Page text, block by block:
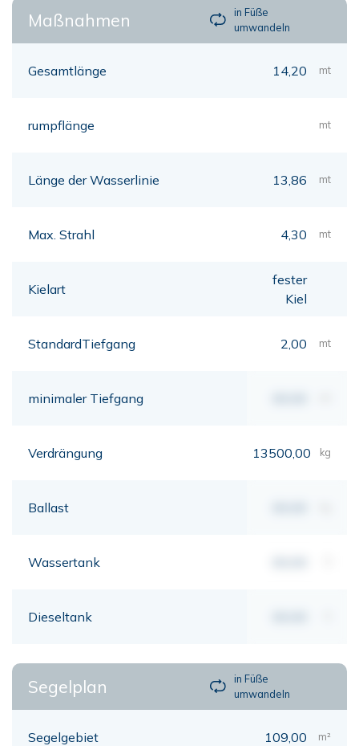
Maßnahmen
in Füße
umwandeln
Gesamtlänge 14,20 mt
rumpflänge mt
Länge der Wasserlinie 13,86 mt
Max. Strahl 4,30 mt
Kielart
fester
Kiel
StandardTiefgang 2,00 mt
minimaler Tiefgang
Verdrängung 13500,00 kg
Ballast
Wassertank
Dieseltank
Segelplan
in Füße
umwandeln
Segelgebiet 109,00 m²